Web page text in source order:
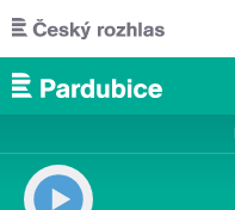
Přejít k hlavnímu obsahu